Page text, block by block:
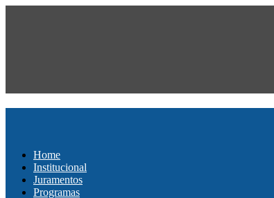
Home
Institucional
Juramentos
Programas